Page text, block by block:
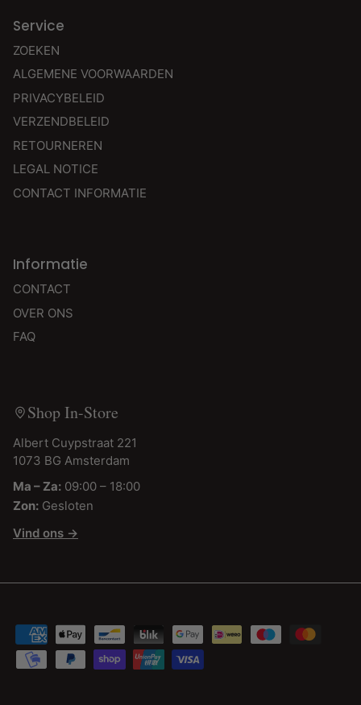
Service
ZOEKEN
ALGEMENE VOORWAARDEN
PRIVACYBELEID
VERZENDBELEID
RETOURNEREN
LEGAL NOTICE
CONTACT INFORMATIE
Informatie
CONTACT
OVER ONS
FAQ
Shop In-Store
Albert Cuypstraat 221
1073 BG Amsterdam
Ma – Za: 09:00 – 18:00
Zon: Gesloten
Vind ons →